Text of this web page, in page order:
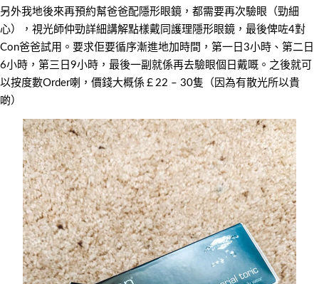
另外我地後來再預約幫爸爸配隱形眼鏡，都需要再次驗眼（勁細
心），視光師仲勁詳細講解點樣戴同護理隱形眼鏡，最後俾咗4對
Con爸爸試用。要求佢要循序漸進地加時間，第一日3小時、第二日
6小時，第三日9小時，最後一副就係再去驗眼個日戴嘅。之後就可
以按度數Order喇，價錢大概係￡22 – 30隻（因為有散光所以貴
啲）